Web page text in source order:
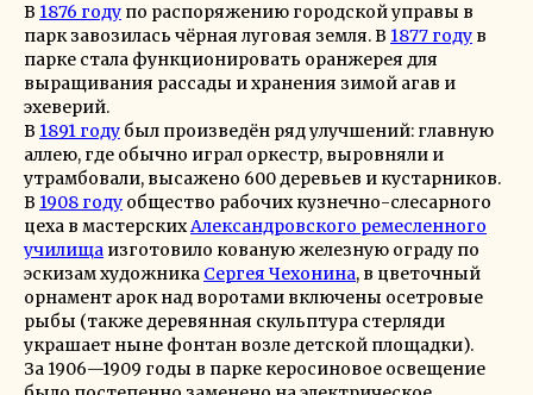
В 1876 году по распоряжению городской управы в
парк завозилась чёрная луговая земля. В 1877 году в
парке стала функционировать оранжерея для
выращивания рассады и хранения зимой агав и
эхеверий.
В 1891 году был произведён ряд улучшений: главную
аллею, где обычно играл оркестр, выровняли и
утрамбовали, высажено 600 деревьев и кустарников.
В 1908 году общество рабочих кузнечно-слесарного
цеха в мастерскихАлександровского ремесленного
училища изготовило кованую железную ограду по
эскизам художника Сергея Чехонина, в цветочный
орнамент арок над воротами включены осетровые
рыбы (также деревянная скульптура стерляди
украшает ныне фонтан возле детской площадки).
За 1906—1909 годы в парке керосиновое освещение